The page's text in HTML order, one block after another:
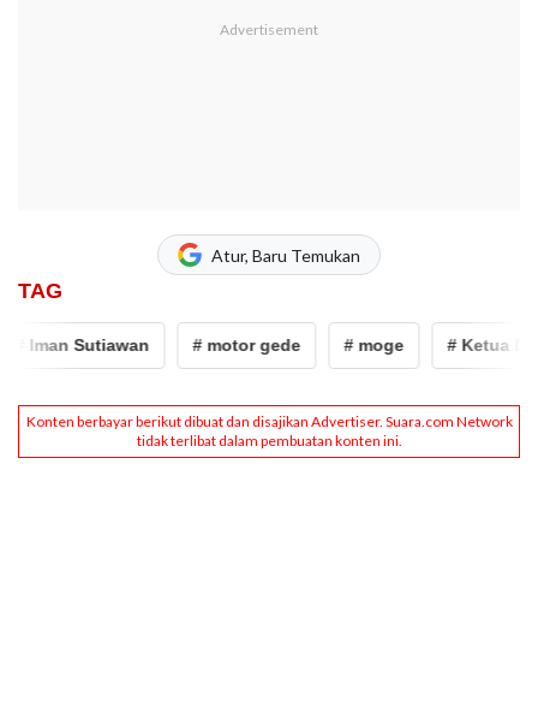
Atur, Baru Temukan
TAG
Sutiawan # motor gede # moge # Ketua DPRD